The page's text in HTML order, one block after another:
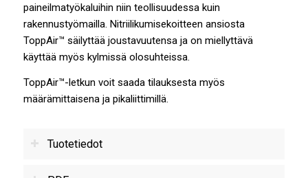
paineilmatyökaluihin niin teollisuudessa kuin
rakennustyömailla. Nitriilikumisekoitteen ansiosta
ToppAir™ säilyttää joustavuutensa ja on miellyttävä
käyttää myös kylmissä olosuhteissa.
ToppAir™-letkun voit saada tilauksesta myös
määrämittaisena ja pikaliittimillä.
Tuotetiedot